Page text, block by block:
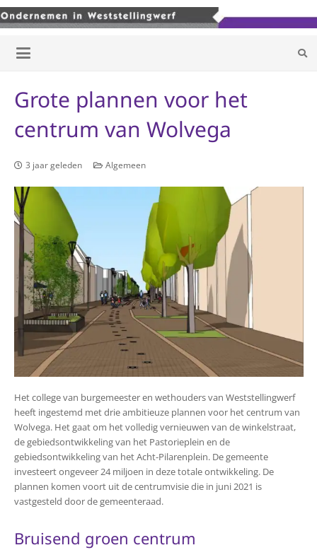
Grote plannen voor het
centrum van Wolvega
3 jaar geleden Algemeen
Het college van burgemeester en wethouders van Weststellingwerf
heeft ingestemd met drie ambitieuze plannen voor het centrum van
Wolvega. Het gaat om het volledig vernieuwen van de winkelstraat,
de gebiedsontwikkeling van het Pastorieplein en de
gebiedsontwikkeling van het Acht-Pilarenplein. De gemeente
investeert ongeveer 24 miljoen in deze totale ontwikkeling. De
plannen komen voort uit de centrumvisie die in juni 2021 is
vastgesteld door de gemeenteraad.
Bruisend groen centrum